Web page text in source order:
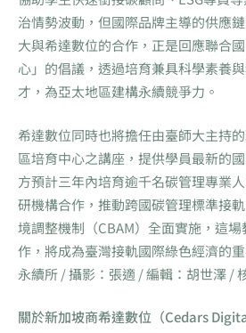
治情勢波動，但國際品牌主導的供應
大與希達數位的合作，正是回應聯合
心」的倡議，透過培育兼具科學素養
才，為亞太地區建構永續競爭力。
希達數位同時也將擔任由臺師大主持
區培育中心之講座，提供學員最新的
方預計三年內培育逾千名碳管理專業
研機構合作，推動跨國碳管理標準接
境調整機制（CBAM）全面實施，這
作，將成為臺灣接軌國際綠色經濟的
永續所 / 攝影：張適 / 編輯：胡世澤 /
關於新加坡商希達數位（Cedars